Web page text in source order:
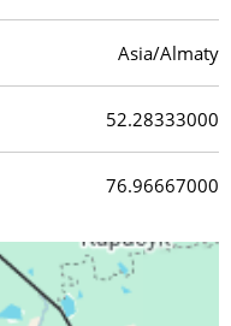
Asia/Almaty
52.28333000
76.96667000